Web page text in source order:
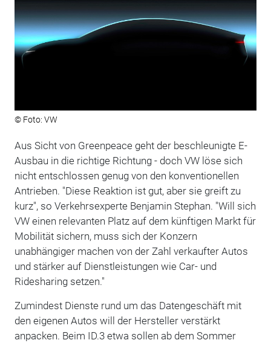
© Foto: VW
Aus Sicht von Greenpeace geht der beschleunigte E-
Ausbau in die richtige Richtung - doch VW löse sich
nicht entschlossen genug von den konventionellen
Antrieben. "Diese Reaktion ist gut, aber sie greift zu
kurz", so Verkehrsexperte Benjamin Stephan. "Will sich
VW einen relevanten Platz auf dem künftigen Markt für
Mobilität sichern, muss sich der Konzern
unabhängiger machen von der Zahl verkaufter Autos
und stärker auf Dienstleistungen wie Car- und
Ridesharing setzen."
Zumindest Dienste rund um das Datengeschäft mit
den eigenen Autos will der Hersteller verstärkt
anpacken. Beim ID.3 etwa sollen ab dem Sommer